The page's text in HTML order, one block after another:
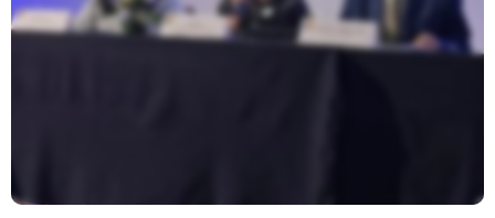
Primer Reporte De Seguimiento
Concertado Agenda Nacional